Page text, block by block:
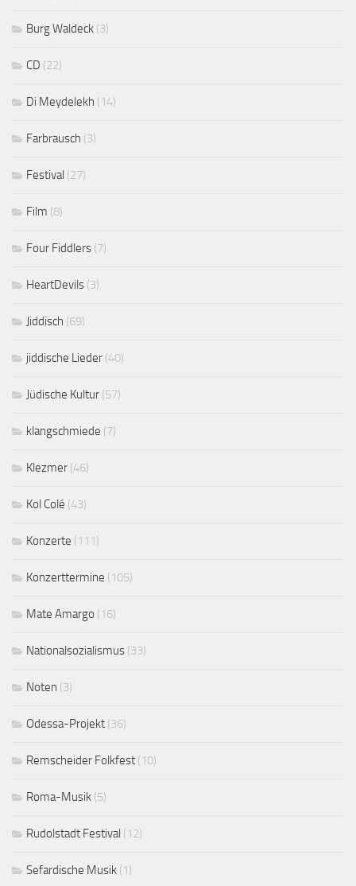
Burg Waldeck (3)
CD (22)
Di Meydelekh (14)
Farbrausch (3)
Festival (27)
Film (8)
Four Fiddlers (7)
HeartDevils (3)
Jiddisch (69)
jiddische Lieder (40)
Jüdische Kultur (57)
klangschmiede (7)
Klezmer (46)
Kol Colé (43)
Konzerte (111)
Konzerttermine (105)
Mate Amargo (16)
Nationalsozialismus (33)
Noten (3)
Odessa-Projekt (36)
Remscheider Folkfest (10)
Roma-Musik (5)
Rudolstadt Festival (12)
Sefardische Musik (1)